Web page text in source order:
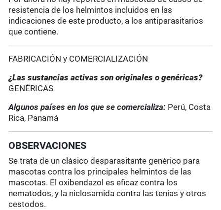
resistencia de los helmintos incluidos en las
indicaciones de este producto, a los antiparasitarios
que contiene.
FABRICACIÓN y COMERCIALIZACIÓN
¿Las sustancias activas son originales o genéricas?
GENÉRICAS
Algunos países en los que se comercializa: Perú, Costa
Rica, Panamá
OBSERVACIONES
Se trata de un clásico desparasitante genérico para
mascotas contra los principales helmintos de las
mascotas. El oxibendazol es eficaz contra los
nematodos, y la niclosamida contra las tenias y otros
cestodos.